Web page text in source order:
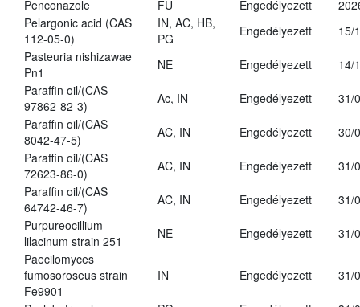
Penconazole
FU Engedélyezett
Pelargonic acid (CAS
112-05-0)
IN, AC, HB,
PG
Engedélyezett
15/
Pasteuria nishizawae
Pn1
NE Engedélyezett
14/
Paraffin oil/(CAS
97862-82-3)
Ac, IN Engedélyezett
31/
Paraffin oil/(CAS
8042-47-5)
AC, IN Engedélyezett
30/
Paraffin oil/(CAS
72623-86-0)
AC, IN Engedélyezett
31/
Paraffin oil/(CAS
64742-46-7)
AC, IN Engedélyezett
31/
Purpureocillium
lilacinum strain 251
NE Engedélyezett
31/
Paecilomyces
fumosoroseus strain
Fe9901
IN Engedélyezett 31/